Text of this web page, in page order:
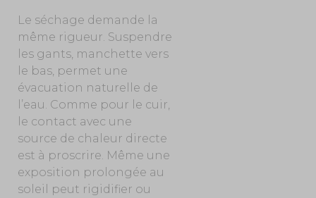
Le séchage demande la
même rigueur. Suspendre
les gants, manchette vers
le bas, permet une
évacuation naturelle de
l’eau. Comme pour le cuir,
le contact avec une
source de chaleur directe
est à proscrire. Même une
exposition prolongée au
soleil peut rigidifier ou